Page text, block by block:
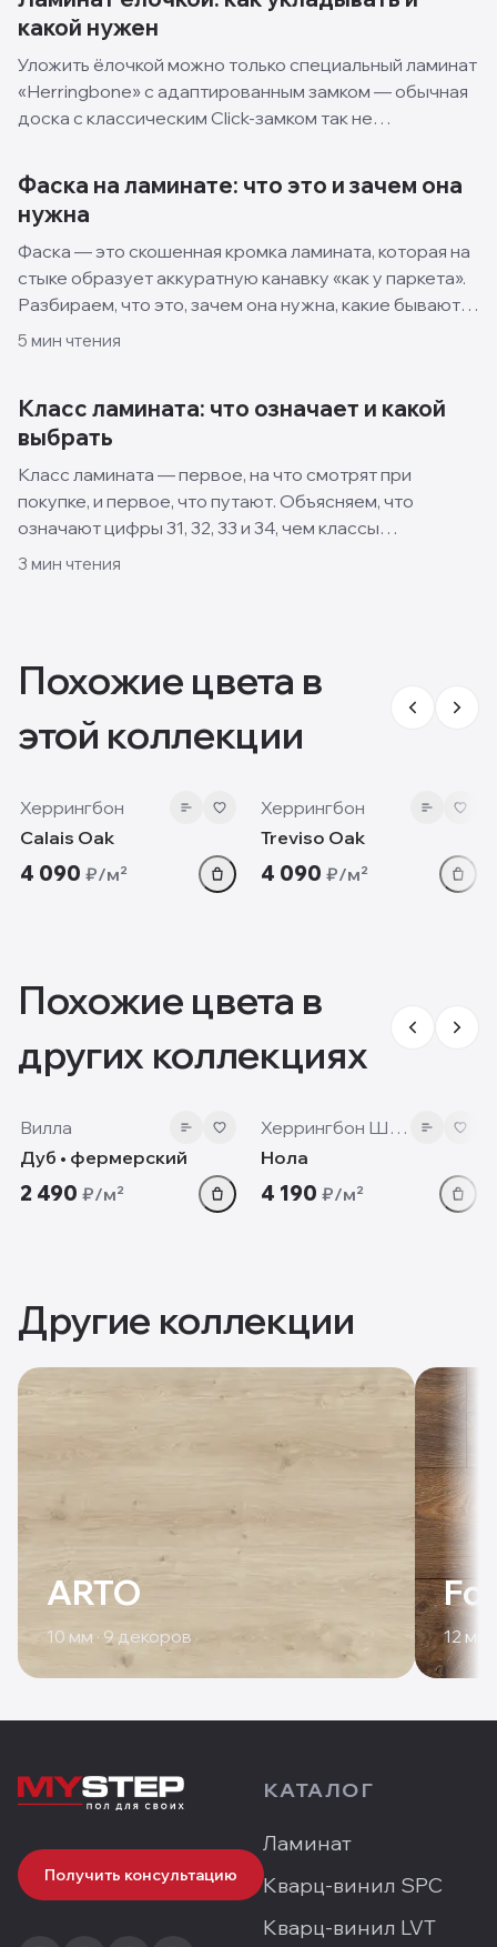
какой нужен
Уложить ёлочкой можно только специальный ламинат
«Herringbone» с адаптированным замком — обычная
доска с классическим Click-замком так не
другу (английская ёлка) или скошенными торцами в
сплошную…
Фаска на ламинате: что это и зачем она
нужна
Фаска — это скошенная кромка ламината, которая на
стыке образует аккуратную канавку «как у паркета».
Разбираем, что это, зачем она нужна, какие бывают
виды и когда лучше взять ламинат без фаски.
5 мин чтения
Класс ламината: что означает и какой
выбрать
Класс ламината — первое, на что смотрят при
покупке, и первое, что путают. Объясняем, что
означают цифры 31, 32, 33 и 34, чем классы
отличаются и какой выбрать для квартиры, кухни и
3 мин чтения
Похожие цвета в
этой коллекции
Херрингбон
Calais Oak
4 090 ₽/м²
Херрингбон
Treviso Oak
4 090 ₽/м²
Похожие цвета в
других коллекциях
12mm
Вилла
Дуб • фермерский
2 490 ₽/м²
12 мм
Херрингбон Шеврон
Нола
4 190 ₽/м²
Другие коллекции
ARTO
10 мм · 9 декоров 12 мм
Получить консультацию
КАТАЛОГ
Ламинат
Кварц-винил SPC
Кварц-винил LVT